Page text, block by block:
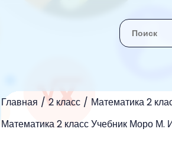
Главная 2 класс
Математика 2
Математика 2 класс Учебник Моро М.